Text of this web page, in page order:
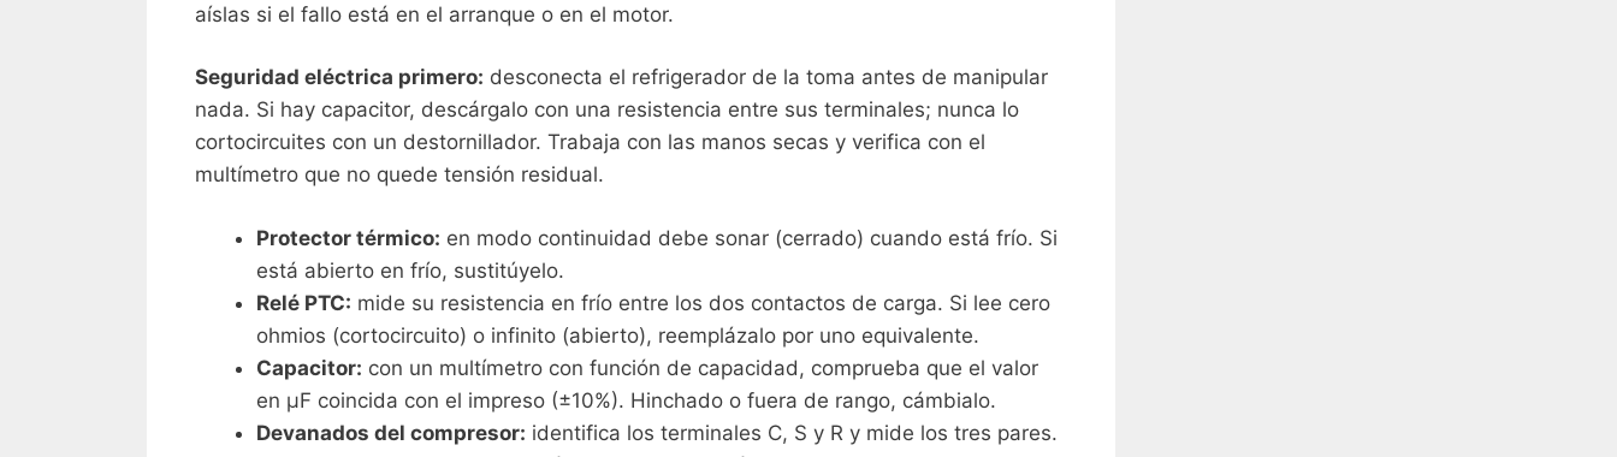
aíslas si el fallo está en el arranque o en el motor.
Seguridad eléctrica primero: desconecta el refrigerador de la toma antes de manipular
nada. Si hay capacitor, descárgalo con una resistencia entre sus terminales; nunca lo
cortocircuites con un destornillador. Trabaja con las manos secas y verifica con el
multímetro que no quede tensión residual.
Protector térmico: en modo continuidad debe sonar (cerrado) cuando está frío. Si
está abierto en frío, sustitúyelo.
Relé PTC: mide su resistencia en frío entre los dos contactos de carga. Si lee cero
ohmios (cortocircuito) o infinito (abierto), reemplázalo por uno equivalente.
Capacitor: con un multímetro con función de capacidad, comprueba que el valor
en µF coincida con el impreso (±10%). Hinchado o fuera de rango, cámbialo.
Devanados del compresor: identifica los terminales C, S y R y mide los tres pares.